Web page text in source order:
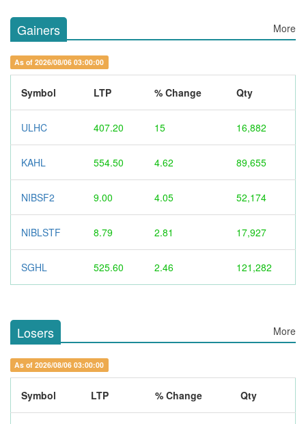
Gainers More
As of 2026/08/06 03:00:00
Symbol LTP % Change Qty
ULHC 407.20 15 16,882
KAHL 554.50 4.62 89,655
NIBSF2 9.00 4.05 52,174
NIBLSTF 8.79 2.81 17,927
SGHL 525.60 2.46 121,282
Losers More
As of 2026/08/06 03:00:00
Symbol LTP % Change Qty